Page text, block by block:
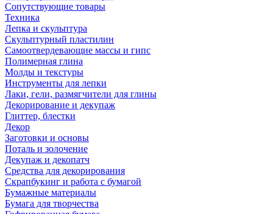
Сопутствующие товары
Техника
Лепка и скульптура
Скульптурный пластилин
Самоотвердевающие массы и гипс
Полимерная глина
Молды и текстуры
Инструменты для лепки
Лаки, гели, размягчители для глины
Декорирование и декупаж
Глиттер, блестки
Декор
Заготовки и основы
Поталь и золочение
Декупаж и декопатч
Средства для декорирования
Скрапбукинг и работа с бумагой
Бумажные материалы
Бумага для творчества